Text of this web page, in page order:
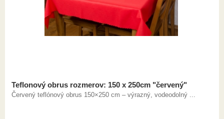
Teflonový obrus rozmerov: 150 x 250cm "červený"
Červený teflónový obrus 150×250 cm – výrazný, vodeodolný ...